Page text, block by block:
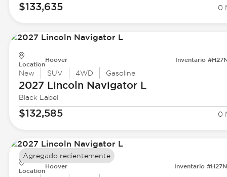
$133,635 0
Location
Hoover Inventario
New SUV 4WD Gasoline
2027 Lincoln Navigator L
Black Label
$132,585 0
Location
Hoover Inventario
Agregado recientemente